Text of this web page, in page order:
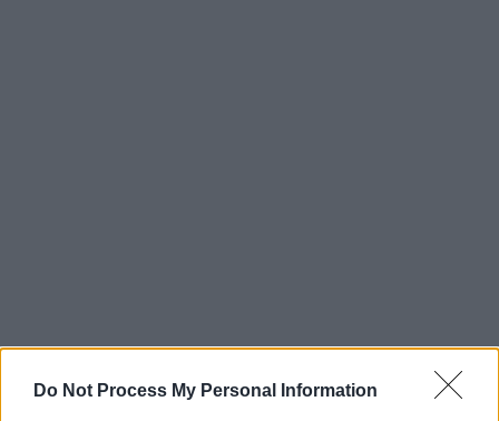
Do Not Process My Personal Information